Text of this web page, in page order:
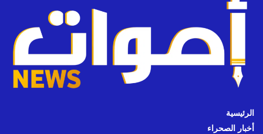
الرئيسية
أخبار الصحراء